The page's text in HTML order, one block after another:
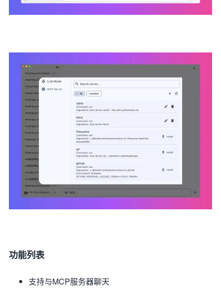
功能列表
支持与MCP服务器聊天